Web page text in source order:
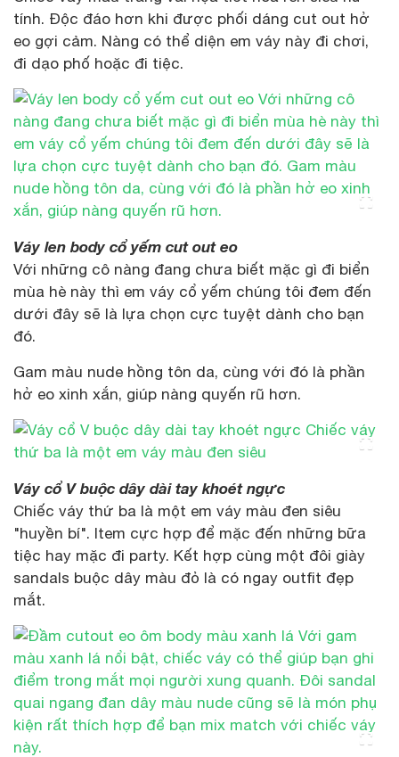
tính. Độc đáo hơn khi được phối dáng cut out hở
eo gợi cảm. Nàng có thể diện em váy này đi chơi,
đi dạo phố hoặc đi tiệc.
Váy len body cổ yếm cut out eo
Với những cô nàng đang chưa biết mặc gì đi biển
mùa hè này thì em váy cổ yếm chúng tôi đem đến
dưới đây sẽ là lựa chọn cực tuyệt dành cho bạn
đó.
Gam màu nude hồng tôn da, cùng với đó là phần
hở eo xinh xắn, giúp nàng quyến rũ hơn.
Váy cổ V buộc dây dài tay khoét ngực
Chiếc váy thứ ba là một em váy màu đen siêu
"huyền bí". Item cực hợp để mặc đến những bữa
tiệc hay mặc đi party. Kết hợp cùng một đôi giày
sandals buộc dây màu đỏ là có ngay outfit đẹp
mắt.